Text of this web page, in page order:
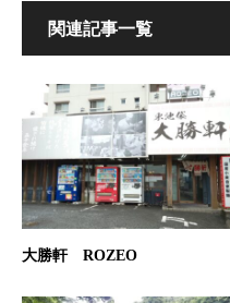
関連記事一覧
大勝軒 ROZEO